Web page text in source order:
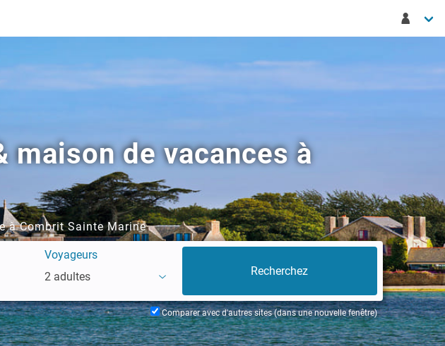
de vacances à
à Combrit Sainte Marine
Voyageurs
2 adultes
Comparer avec d'autres sites (dans une nouvelle fenêtre)